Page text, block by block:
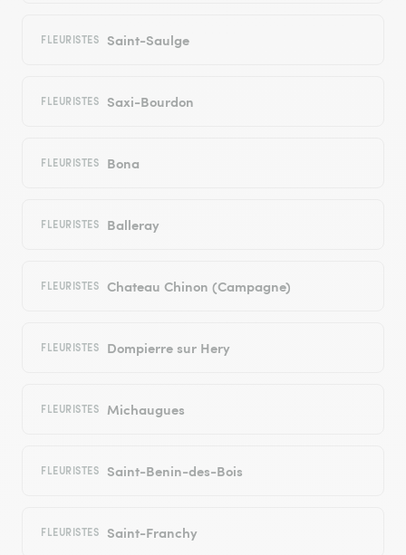
FLEURISTES Saint-Saulge
FLEURISTES Saxi-Bourdon
FLEURISTES Bona
FLEURISTES Balleray
FLEURISTES Chateau Chinon (Campagne)
FLEURISTES Dompierre sur Hery
FLEURISTES Michaugues
FLEURISTES Saint-Benin-des-Bois
FLEURISTES Saint-Franchy